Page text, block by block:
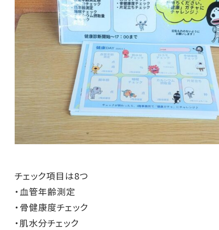
チェック項目は8つ
・血管年齢測定
・骨健康度チェック
・肌水分チェック